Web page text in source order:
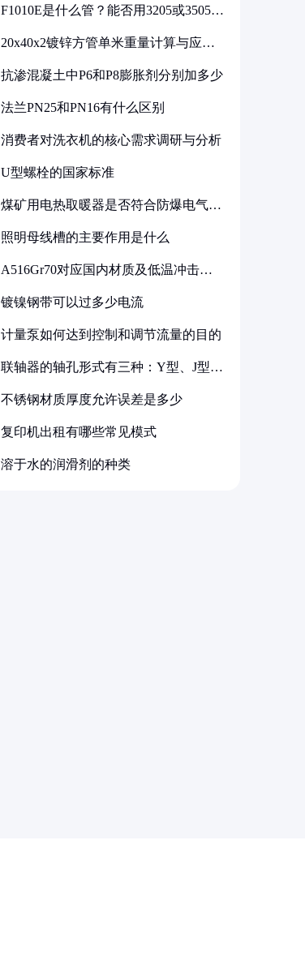
F1010E是什么管？能否用3205或3505代
20x40x2镀锌方管单米重量计算与应用
抗渗混凝土中P6和P8膨胀剂分别加多少
法兰PN25和PN16有什么区别
消费者对洗衣机的核心需求调研与分析
U型螺栓的国家标准
煤矿用电热取暖器是否符合防爆电气设
照明母线槽的主要作用是什么
A516Gr70对应国内材质及低温冲击要
镀镍钢带可以过多少电流
计量泵如何达到控制和调节流量的目的
联轴器的轴孔形式有三种：Y型、J型、
不锈钢材质厚度允许误差是多少
复印机出租有哪些常见模式
溶于水的润滑剂的种类